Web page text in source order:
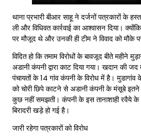
थाना प्रभारी बीआर साहू ने दर्जनों पत्रकारों के
ली और विधिवत कार्रवाई का आश्वासन दिया।
पर मौजूद थे और उनकी ही टीम ने विवाद को मौके
विदित हो कि तमाम विरोधों के बावजूद बीते महीने
अडानी कंपनी द्वारा काट दिया गया। खदान की
पंचायतों के 14 गांव कंपनी के विरोध में है।
को चोरी छिपे काटने से अडानी कंपनी के मंसूबे
कुछ नहीं समझती। कंपनी के इस तानाशाही रवैये
बिरादरी खड़े हो गई है।
जारी रहेगा पत्रकारों को विरोध